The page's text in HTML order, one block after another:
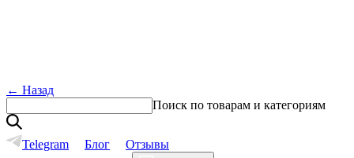
← Назад
Поиск по товарам и категориям
Telegram Блог
Отзывы